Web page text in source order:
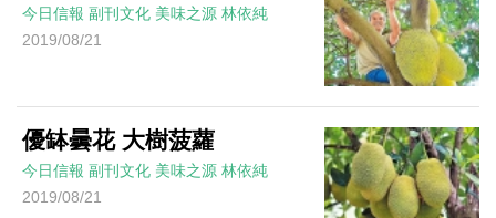
今日信報 副刊文化 美味之源 林依純
2019/08/21
優缽曇花 大樹菠蘿
今日信報 副刊文化 美味之源 林依純
2019/08/21